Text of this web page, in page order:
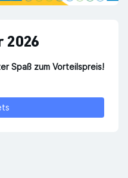
2026
Spaß zum Vorteilspreis!